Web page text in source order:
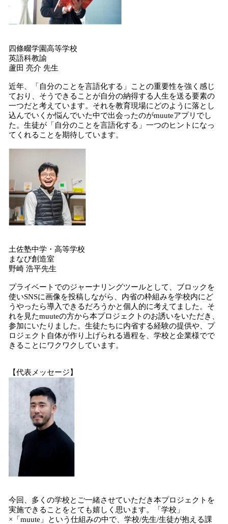
四條畷学園高等学校
英語科教諭
蘆田 亮介 先生
近年、「自分のことを言語化する」ことの重要性を強く感じ
ており、そうできることが自分の納得する人生を送る要素の
一つだと考えています。それを教育現場にどのように落とし
込んでいくか悩んでいた中で出会ったのがmuuteアプリでし
た。生徒が「自分のことを言語化する」一つのヒントになっ
てくれることを期待しています。
土佐塾中学・高等学校
まなび創造室
野崎 浩平先生
プライベートでのジャーナリングツールとして、ブロックを
使いSNSに画像を投稿しながら、内省の枠組みを学校内にど
うやったら導入できるだろうかと個人的に考えてました。そ
れを見たmuuteの方から本プロジェクトのお誘いをいただき、
参加にいたりました。生徒たちに内省する経験の提供や、プ
ロジェクト自体が作り上げられる過程を、学校と企業様でで
きることにワクワクしています。
【代表メッセージ】
今回、多くの学校とご一緒させていただき本プロジェクトを
実施できることをとても嬉しく思います。「学校」
×「muute」という仕組みの中で、学校/先生/生徒が抱える課